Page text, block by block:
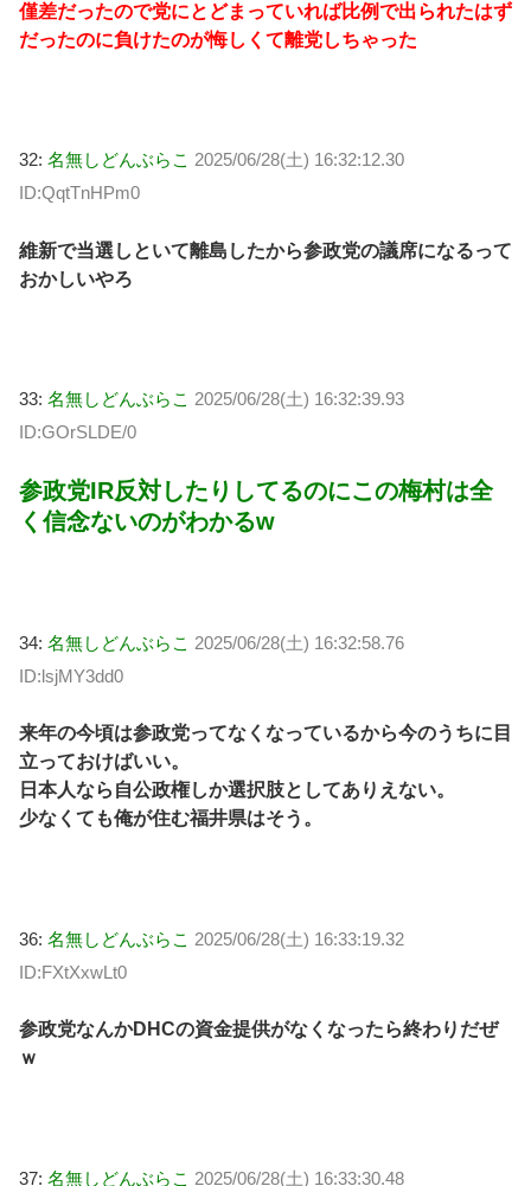
僅差だったので党にとどまっていれば比例で出られたはず
だったのに負けたのが悔しくて離党しちゃった
32: 名無しどんぶらこ 2025/06/28(土) 16:32:12.30
ID:QqtTnHPm0
維新で当選しといて離島したから参政党の議席になるって
おかしいやろ
33: 名無しどんぶらこ 2025/06/28(土) 16:32:39.93
ID:GOrSLDE/0
参政党IR反対したりしてるのにこの梅村は全
く信念ないのがわかるw
34: 名無しどんぶらこ 2025/06/28(土) 16:32:58.76
ID:lsjMY3dd0
来年の今頃は参政党ってなくなっているから今のうちに目
立っておけばいい。
日本人なら自公政権しか選択肢としてありえない。
少なくても俺が住む福井県はそう。
36: 名無しどんぶらこ 2025/06/28(土) 16:33:19.32
ID:FXtXxwLt0
参政党なんかDHCの資金提供がなくなったら終わりだぜ
ｗ
37: 名無しどんぶらこ 2025/06/28(土) 16:33:30.48